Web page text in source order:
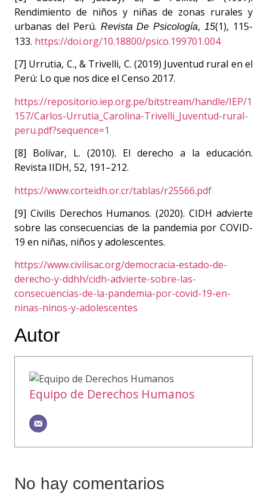
Rendimiento de niños y niñas de zonas rurales y
urbanas del Perú. Revista De Psicología,15(1), 115-
133. https://doi.org/10.18800/psico.199701.004
[7] Urrutia, C., & Trivelli, C. (2019) Juventud rural en el
Perú: Lo que nos dice el Censo 2017.
https://repositorio.iep.org.pe/bitstream/handle/IEP/1
157/Carlos-Urrutia_Carolina-Trivelli_Juventud-rural-
peru.pdf?sequence=1
[8] Bolívar, L. (2010). El derecho a la educación.
Revista IIDH, 52, 191–212.
https://www.corteidh.or.cr/tablas/r25566.pdf
[9] Civilis Derechos Humanos. (2020). CIDH advierte
sobre las consecuencias de la pandemia por COVID-
19 en niñas, niños y adolescentes.
https://www.civilisac.org/democracia-estado-de-
derecho-y-ddhh/cidh-advierte-sobre-las-
consecuencias-de-la-pandemia-por-covid-19-en-
ninas-ninos-y-adolescentes
Autor
Equipo de Derechos Humanos
No hay comentarios